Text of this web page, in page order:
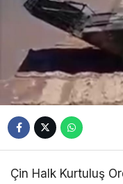
Çin Halk Kurtuluş